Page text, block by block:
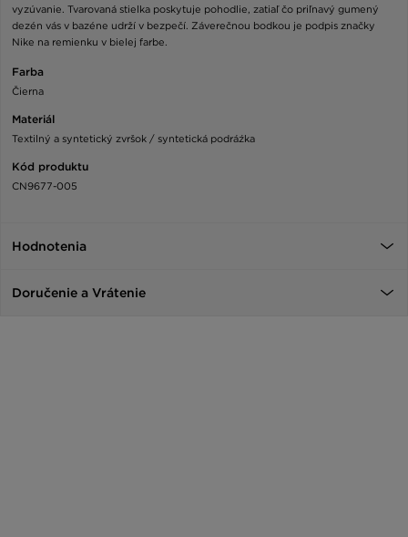
vyzúvanie. Tvarovaná stielka poskytuje pohodlie, zatiaľ čo priľnavý gumený
dezén vás v bazéne udrží v bezpečí. Záverečnou bodkou je podpis značky
Nike na remienku v bielej farbe.
Farba
Čierna
Materiál
Textilný a syntetický zvršok / syntetická podráźka
Kód produktu
CN9677-005
Hodnotenia
Doručenie a Vrátenie